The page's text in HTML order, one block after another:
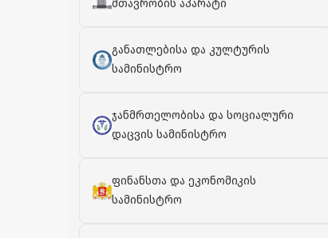
მთავრობის აპარატი
განათლებისა და კულტურის
სამინისტრო
ჯანმრთელობისა და სოციალური
დაცვის სამინისტრო
ფინანსთა და ეკონომიკის
სამინისტრო